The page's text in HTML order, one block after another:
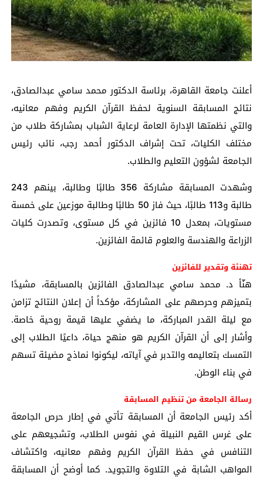
أعلنت جامعة القاهرة، برئاسة الدكتور محمد سامي عبدالصادق،
نتائج المسابقة السنوية لحفظ القرآن الكريم وفهم معانيه،
والتي نظمتها الإدارة العامة لرعاية الشباب بمشاركة طلاب من
مختلف الكليات، تحت إشراف الدكتور أحمد رجب، نائب رئيس
الجامعة لشؤون التعليم والطلاب.
وشهدت المسابقة مشاركة 356 طالبًا وطالبة، بينهم 243
طالبة و113 طالبًا، حيث فاز 50 طالبًا وطالبة موزعين على خمسة
مستويات، بمعدل 10 فائزين في كل مستوى، وتصدرت كليات
الزراعة والهندسة والعلوم قائمة الفائزين.
تهنئة وتقدير للفائزين
هنّأ د. محمد سامي عبدالصادق الفائزين بالمسابقة، مشيدًا
بتميزهم وحرصهم على المشاركة، مؤكداً أن إعلان النتائج تزامن
مع ليلة القدر المباركة، ما يضفي عليها قيمة روحية خاصة.
وأشار إلى أن القرآن الكريم هو منهج حياة، داعيًا الطلاب إلى
التمسك بتعاليمه والتدبر في آياته، ليكونوا نماذج مضيئة تسهم
في بناء الوطن.
رسالة الجامعة من تنظيم المسابقة
أكد رئيس الجامعة أن المسابقة تأتي في إطار حرص الجامعة
على غرس القيم النبيلة في نفوس الطلاب، وتشجيعهم على
التنافس في حفظ القرآن الكريم وفهم معانيه، واكتشاف
المواهب الشابة في التلاوة والتجويد. كما أوضح أن المسابقة